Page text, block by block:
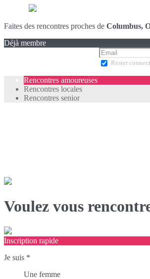
Faites des rencontres proches de Columbus,
Déjà membre
Rester
Rencontres amoureuses
Rencontres locales
Rencontres senior
Voulez vous
Inscription rapide
Je suis *
Une femme